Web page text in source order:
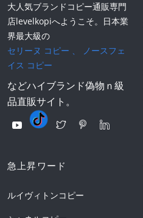
大人気ブランドコピー通販専門
店levelkopiへようこそ。日本業
界最大級の
セリーヌ コピー
ノースフェ
イス コピー
などハイブランド偽物ｎ級
品直販サイト。
急上昇ワード
ルイヴィトンコピー